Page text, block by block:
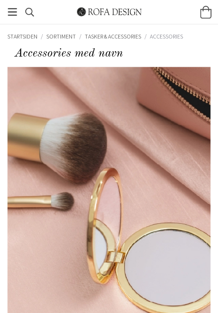
STARTSIDEN / SORTIMENT / TASKER & ACCESSORIES / ACCESSORIES
Accessories med navn